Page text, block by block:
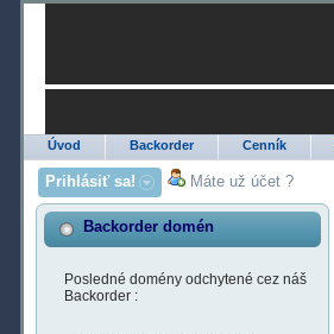
Úvod Backorder Cenník
Prihlásiť sa! Máte už účet ?
Backorder domén
Posledné domény odchytené cez náš
Backorder :